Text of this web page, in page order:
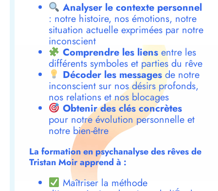
Analyser le contexte personnel
: notre histoire, nos émotions, notre
situation actuelle exprimées par notre
inconscient
Comprendre les liensentre les
différents symboles et parties du rêve
Décoder les messagesde notre
inconscient sur nos désirs profonds,
nos relations et nos blocages
Obtenir des clés concrètes
pour notre évolution personnelle et
notre bien-être
La formation en psychanalyse des rêves de
Tristan Moir apprend à :
Maîtriser la méthode